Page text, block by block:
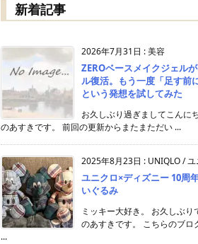
新着記事
2026年7月31日 :美容
ZEROベースメイクジェル
ル復活。もう一度「足す前
という発想を試してみた
お久しぶり過ぎましてこんに
のあすきです。 前回の更新からまたまただい ...
2025年8月23日 : UNIQLO / ユ
ユニクロ×ディズニー 10周
いぐるみ
ミッキー大好き。 お久しぶり
のあすきです。 こちらのブロ
...